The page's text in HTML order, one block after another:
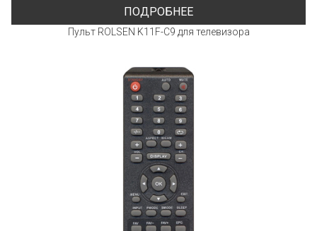
ПОДРОБНЕЕ
Пульт ROLSEN K11F-C9 для телевизора